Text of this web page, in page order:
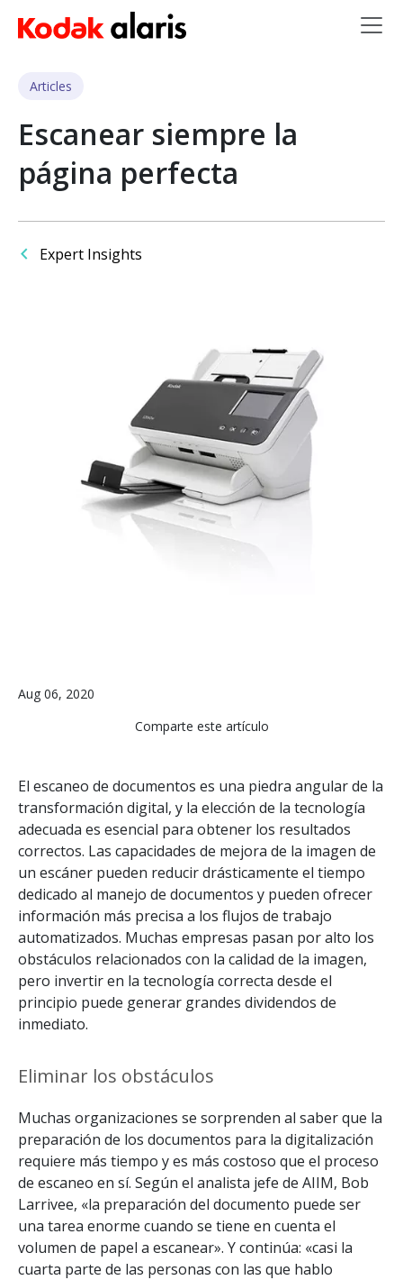
Skip to main content
Articles
Escanear siempre la
página perfecta
Expert Insights
Aug 06, 2020
Comparte este artículo
El escaneo de documentos es una piedra angular de la
transformación digital, y la elección de la tecnología
adecuada es esencial para obtener los resultados
correctos. Las capacidades de mejora de la imagen de
un escáner pueden reducir drásticamente el tiempo
dedicado al manejo de documentos y pueden ofrecer
información más precisa a los flujos de trabajo
automatizados. Muchas empresas pasan por alto los
obstáculos relacionados con la calidad de la imagen,
pero invertir en la tecnología correcta desde el
principio puede generar grandes dividendos de
inmediato.
Eliminar los obstáculos
Muchas organizaciones se sorprenden al saber que la
preparación de los documentos para la digitalización
requiere más tiempo y es más costoso que el proceso
de escaneo en sí. Según el analista jefe de AIIM, Bob
Larrivee, «la preparación del documento puede ser
una tarea enorme cuando se tiene en cuenta el
volumen de papel a escanear». Y continúa: «casi la
cuarta parte de las personas con las que hablo